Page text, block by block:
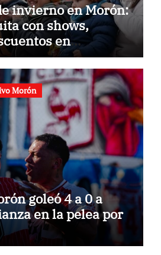
invierno en Morón:
con shows,
en
Morón
goleó 4 a 0 a
en la pelea por